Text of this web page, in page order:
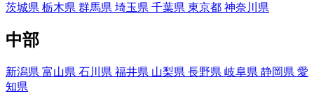
茨城県 栃木県 群馬県 埼玉県 千葉県 東京都 神奈川県
中部
新潟県 富山県 石川県 福井県 山梨県 長野県 岐阜県 静岡県 愛
知県